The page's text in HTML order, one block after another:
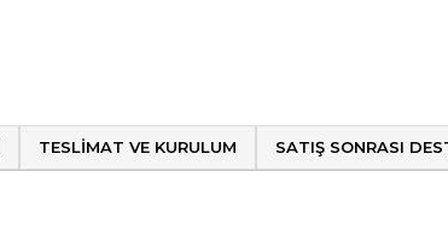
TESLIMAT VE KURULUM SATIŞ SONRASI